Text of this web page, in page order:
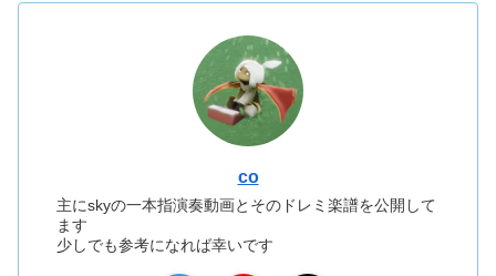
co
主にskyの一本指演奏動画とそのドレミ楽譜を公開して
ます
少しでも参考になれば幸いです